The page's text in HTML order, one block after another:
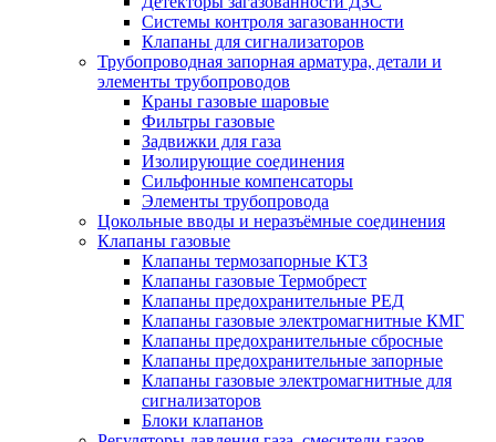
Системы контроля загазованности
Клапаны для сигнализаторов
Трубопроводная запорная арматура, детали и
элементы трубопроводов
Краны газовые шаровые
Фильтры газовые
Задвижки для газа
Изолирующие соединения
Сильфонные компенсаторы
Элементы трубопровода
Цокольные вводы и неразъёмные соединения
Клапаны газовые
Клапаны термозапорные КТЗ
Клапаны газовые Термобрест
Клапаны предохранительные РЕД
Клапаны газовые электромагнитные КМГ
Клапаны предохранительные сбросные
Клапаны предохранительные запорные
Клапаны газовые электромагнитные для
сигнализаторов
Блоки клапанов